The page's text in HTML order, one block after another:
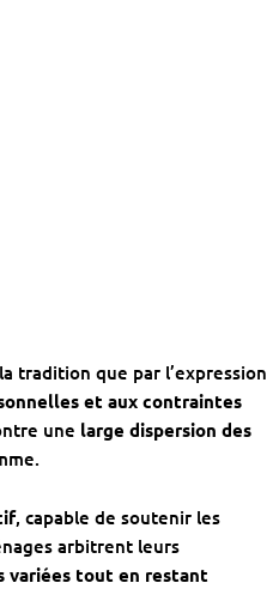
tradition que par l’expression
et aux contraintes
une large dispersion des
, capable de soutenir les
arbitrent leurs
variées tout en restant